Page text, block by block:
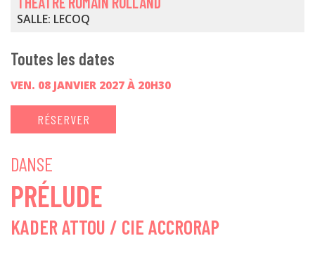
SALLE: LECOQ
Toutes les dates
VEN. 08 JANVIER 2027 À 20H30
RÉSERVER
DANSE
PRÉLUDE
KADER ATTOU / CIE ACCRORAP